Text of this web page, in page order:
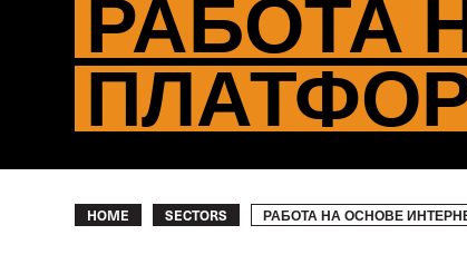
Breadcrumb
HOME SECTORS РАБОТА НА ОСНОВЕ